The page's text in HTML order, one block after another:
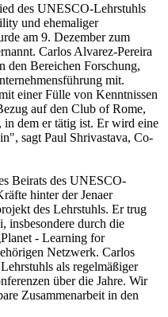
des UNESCO-Lehrstuhls
und ehemaliger
am 9. Dezember zum
Carlos Alvarez-Pereira
den Bereichen Forschung,
mit.
einer Fülle von Kenntnissen
auf den Club of Rome,
in dem er tätig ist. Er wird eine
sagt Paul Shrivastava, Co-
Beirats des UNESCO-
hinter der Jenaer
des Lehrstuhls. Er trug
insbesondere durch die
- Learning for
Netzwerk. Carlos
als regelmäßiger
über die Jahre. Wir
Zusammenarbeit in den